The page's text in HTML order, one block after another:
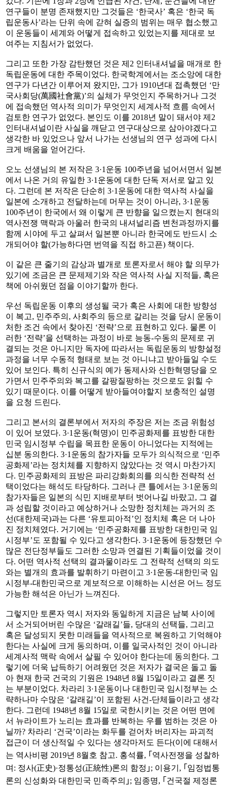
연구들이 분명 존재했지만 그것들은 ‘한국사’ 혹은 ‘한국 독
립운동사’라는 단위 속에 갇혀 실증의 범위는 매우 협소했고
이 운동들이 세계와 어떻게 접속하고 있었는지를 제대로 보
여주는 지침서가 없었다.
그리고 또한 가장 감탄했던 것은 제2 인터내셔널을 매개로 한
독립운동에 대한 주목이었다. 한국학계에서는 조소앙에 대한
연구가 다년간 이루어져 왔지만, 그가 1910년대 접촉했던 ‘만
국사회당(萬國社會黨)’의 실체가 무엇인지 주목하거나 그것
에 접속했던 역사적 의미가 무엇인지 세계사적 흐름 속에서
검토한 연구가 없었다. 본인도 이를 2018년 말이 돼서야 제2
인터내셔널이란 사실을 깨닫고 연구대상으로 삼아야겠다고
생각한 바 있었으나 앞서 나가는 선생님의 연구 성과에 다시
크게 배움을 얻어간다.
오노 선생님의 본 저작은 3·1운동 100주년을 넘어서면서 일본
에서 나온 거의 유일한 3·1운동에 대한 단독 저서로 알고 있
다. 그런데 본 저작은 단순히 3·1운동에 대한 역사적 사실을
일본에 소개하고 전달하는데 머무는 것이 아니라, 3·1운동
100주년이 한국에서 왜 이렇게 큰 반향을 일으켰는지 현대의
역사전쟁 맥락과 아울러 한국의 내셔널리즘 변천과정까지를
함께 시야에 두고 살펴서 일본뿐 아니라 한국에도 반드시 소
개되어야 할(가능하다면 번역을 직접 하고픈) 책이다.
이 같은 큰 줄기의 감상과 별개로 토론자로서 해야 할 의무가
있기에 조금은 큰 문제제기와 작은 역사적 사실 지적들, 혹은
책에 아쉬웠던 점을 이야기할까 한다.
우선 독립운동 이후의 생성될 국가 혹은 사회에 대한 방향성
이 복고, 민주주의, 사회주의 등으로 갈리는 것을 당시 운동이
처한 조건 속에서 찾아진 ‘전략’으로 표현하고 있다. 물론 이
러한 ‘전략’을 선택하는 과정이 바로 능동-수동의 문제로 귀
결되는 것은 아니지만 독자에 따라서는 독립운동의 방향설정
과정을 너무 수동적 형태로 보는 것 아니냐고 받아들일 수도
있어 보인다. 특히 신규식의 예가 동제사와 신한혁명당을 오
가면서 민주주의와 복고를 갈팡질팡하는 것으로도 읽힐 수
있기 때문이다. 이를 어떻게 받아들여야할지 보충적인 설명
을 요청 드린다.
그리고 본서의 결론부에서 저자의 주장은 저는 조금 위험성
이 있어 보였다. 3·1운동(혁명)이 민주공화제를 표방한 대한
민국 임시정부 수립을 목표한 운동이 아니었다는 지적에는
십분 동의한다. 3·1운동의 참가자들 모두가 의식적으로 ‘민주
공화제’라는 정치체를 지향하지 않았다는 것 역시 마찬가지
다. 민주공화제의 표방은 파리강화회의를 의식한 전략적 선
택이었다는 해석도 타당하다. 그러나 큰 틀에서는 3·1운동의
참가자들은 일본의 식민 지배로부터 벗어나길 바랐고, 그 결
과 성립할 것이라고 예상하거나 소망한 정치체는 과거의 조
선(대한제국)과는 다른 ‘유토피아적’인 정치체 혹은 더 나아
진 정치체였다. 거기에는 ‘민주공화제를 표방한 대한민국 임
시정부’도 포함될 수 있다고 생각한다. 3·1운동에 등장했던 수
많은 전단정부들도 그러한 소망과 연결된 기획들이었을 것이
다. 어떤 역사적 선택의 결과물이라도 그 전략적 선택의 의도
와는 별개의 효과를 발휘하기 마련이고 3·1운동-대한민국 임
시정부-대한민국으로 계보적으로 이해하는 시선은 어느 정도
가능한 해석은 아닌가 느껴진다.
그렇지만 토론자 역시 저자와 동일하게 지금은 남북 사이에
서 소거되어버린 수많은 ‘갈래길’들, 당대의 선택들, 그리고
혹은 달성되지 못한 미래들을 역사적으로 복원하고 기억해야
한다는 사실에 크게 동의하며, 이를 일국사적인 것이 아니라
세계사적 맥락 속에서 살필 수 있어야 한다는데 동의한다. 그
렇기에 더욱 납득하기 어려웠던 것은 저자가 결국은 돌고 돌
아 현재 한국 건국의 기원은 1948년 8월 15일이라고 결론 짓
는 부분이었다. 차라리 3·1운동이나 대한민국 임시정부는 소
략하나마 수많은 ‘갈래길’이 포함된 사건-단체들이라고 생각
한다. 그런데 1948년 8월 15일로 국한시키는 것은 어떤 면에
서 뉴라이트가 노리는 효과를 반복하는 우를 범하는 것은 아
닐까? 차라리 ‘건국’이라는 화두를 걷어차 버리자는 파괴적
접근이 더 생산적일 수 있다는 생각마저도 든다(이에 대해서
는 역사비평 2019년 8월호 참고. 홍석률, ｢역사전쟁을 성찰하
며: 정사(正史)·정통성(正統性)론의 함정｣; 이용기, ｢임정법통
론의 신성화와 대한민국 민족주의｣; 임종명, ｢건국절 제정론